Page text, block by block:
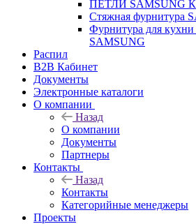
ПЕТЛИ SAMSUNG
Стяжная фурнитура
Фурнитура для
SAMSUNG
Распил
B2B Кабинет
Документы
Электронные каталоги
О компании
Назад
О компании
Документы
Партнеры
Контакты
Назад
Контакты
Категорийные менеджеры
Проекты